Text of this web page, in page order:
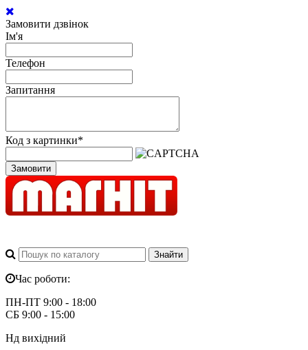
Замовити дзвінок
Ім'я
Телефон
Запитання
Код з картинки*
Замовити
Час роботи:
ПН-ПТ 9:00 - 18:00
СБ 9:00 - 15:00
Нд вихідний